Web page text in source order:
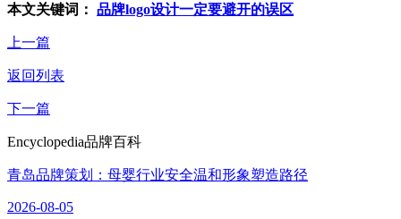
本文关键词： 品牌logo设计一定要避开的误区
上一篇
返回列表
下一篇
Encyclopedia品牌百科
青岛品牌策划：母婴行业安全温和形象塑造路径
2026-08-05